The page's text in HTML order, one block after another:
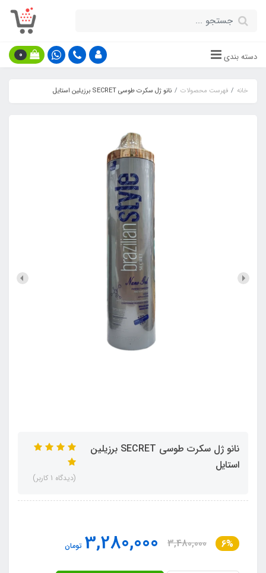
دسته بندی 0
خانه فهرست محصولات نانو ژل سکرت طوسی SECRET برزیلین استایل
نانو ژل سکرت طوسی SECRET برزیلین
استایل
(دیدگاه 1 کاربر)
6%
3,480,000
3,280,000 تومان